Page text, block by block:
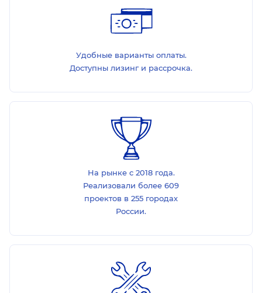
Удобные варианты оплаты.
Доступны лизинг и рассрочка.
На рынке с 2018 года.
Реализовали более 609
проектов в 255 городах
России.